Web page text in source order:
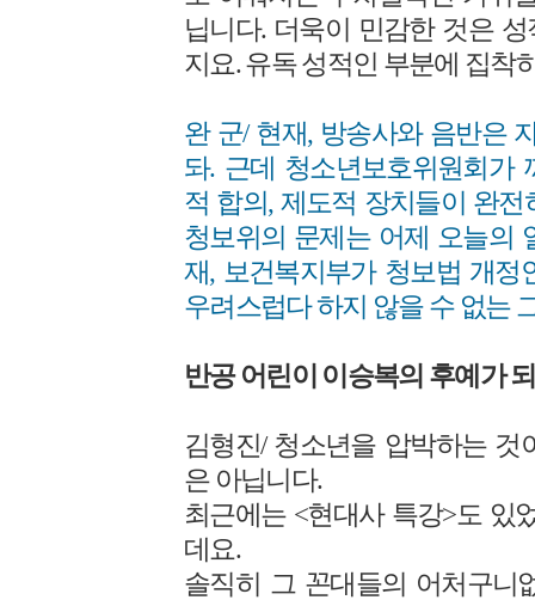
닙니다. 더욱이 민감한 것은
지요. 유독 성적인 부분에 집착
완 군/ 현재, 방송사와 음반은
돠. 근데 청소년보호위원회가
적 합의, 제도적 장치들이 완
청보위의 문제는 어제 오늘의
재, 보건복지부가 청보법 개정
우려스럽다 하지 않을 수 없는
반공 어린이 이승복의 후예가
김형진/ 청소년을 압박하는 것
은 아닙니다.
최근에는 <현대사 특강>도 있
데요.
솔직히 그 꼰대들의 어처구니